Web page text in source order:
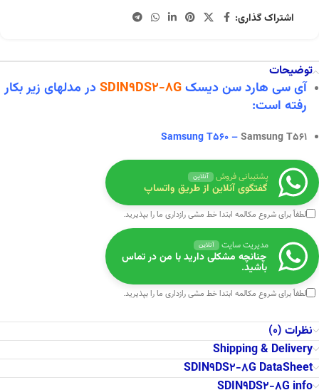
اشتراک گذاری:
توضیحات
آی سی هارد سن دیسکSDIN9DS2-8Gدرمدلهای زیر بکار
رفته است:
Samsung T560 –Samsung T561
پشتیبانی فروش آنلاین
گفتگوی آنلاین از طریق واتساپ
لطفاً برای شروع مکالمه ابتداخط مشی رازداری ما را بپذیرید.
مدیریت سایت آنلاین
چنانچه مشکلی دارید با من در تماس
باشید.
لطفاً برای شروع مکالمه ابتداخط مشی رازداری ما را بپذیرید.
نظرات (0)
Shipping & Delivery
SDIN9DS2-8G DataSheet